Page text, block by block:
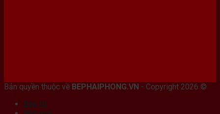
Bản quyền thuộc về BEPHAIPHONG.VN - Copyright 2026 ©
Bếp từ